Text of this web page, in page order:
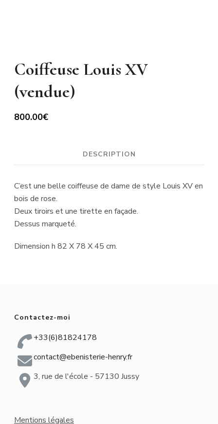
Coiffeuse Louis XV
(vendue)
800.00€
DESCRIPTION
C’est une belle coiffeuse de dame de style Louis XV en
bois de rose.
Deux tiroirs et une tirette en façade.
Dessus marqueté.
Dimension h 82 X 78 X 45 cm.
Contactez-moi
+33(6)81824178
contact@ebenisterie-henry.fr
3, rue de l'école - 57130 Jussy
Mentions légales